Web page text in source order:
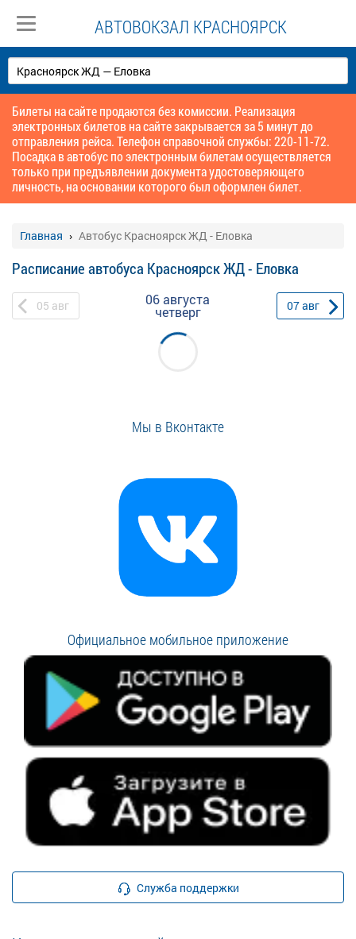
АВТОВОКЗАЛ КРАСНОЯРСК
Билеты на сайте продаются без комиссии. Реализация
электронных билетов на сайте закрывается за 5 минут до
отправления рейса. Телефон справочной службы: 220-11-72.
Посадка в автобус по электронным билетам осуществляется
только при предъявлении документа удостоверяющего
личность, на основании которого был оформлен билет.
Главная Автобус Красноярск ЖД - Еловка
Расписание автобуса Красноярск ЖД - Еловка
05 авг 06 августа
четверг 07авг
Мы в Вконтакте
Официальное мобильное приложение
Служба поддержки